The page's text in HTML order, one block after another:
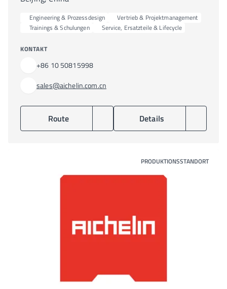
Engineering & Prozessdesign
Vertrieb & Projektmanagement
Trainings & Schulungen
Service, Ersatzteile & Lifecycle
KONTAKT
+86 10 50815998
sales@aichelin.com.cn
Route Details
PRODUKTIONSSTANDORT